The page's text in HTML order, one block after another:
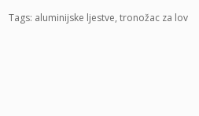
Tags: aluminijske ljestve, tronožac za lov